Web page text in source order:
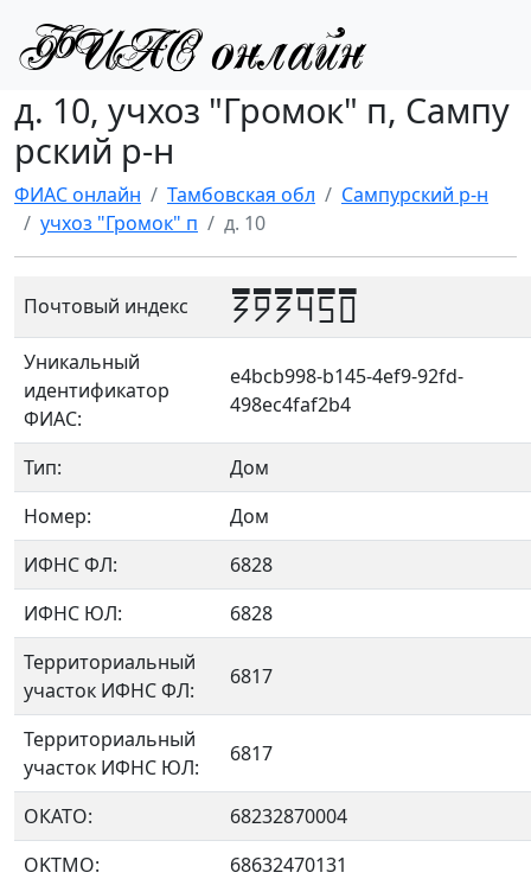
д. 10, учхоз "Громок" п, Сампу
рский р-н
ФИАС онлайн Тамбовская обл
Сампурский р-н
учхоз "Громок" п
д. 10
Почтовый индекс 393450
Уникальный
идентификатор
ФИАС:
e4bcb998-b145-4ef9-92fd-
498ec4faf2b4
Тип:
Дом
Номер:
Дом
ИФНС ФЛ:
6828
ИФНС ЮЛ:
6828
Территориальный
участок ИФНС ФЛ:
6817
Территориальный
участок ИФНС ЮЛ:
6817
ОКАТО:
68232870004
OKTMO:
68632470131